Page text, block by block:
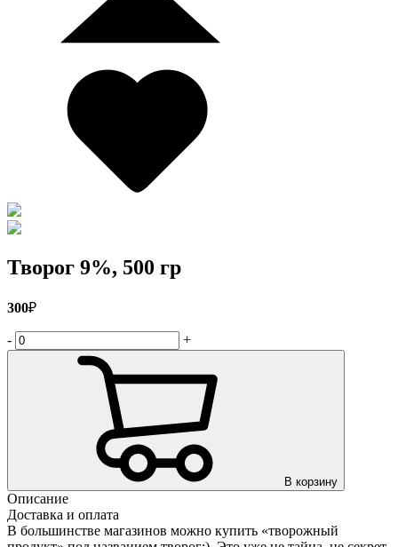
Творог 9%, 500 гр
300₽
- +
В корзину
Описание
Доставка и оплата
В большинстве магазинов можно купить «творожный